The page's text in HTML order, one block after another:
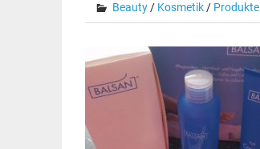
Beauty/ Kosmetik/ Produkte